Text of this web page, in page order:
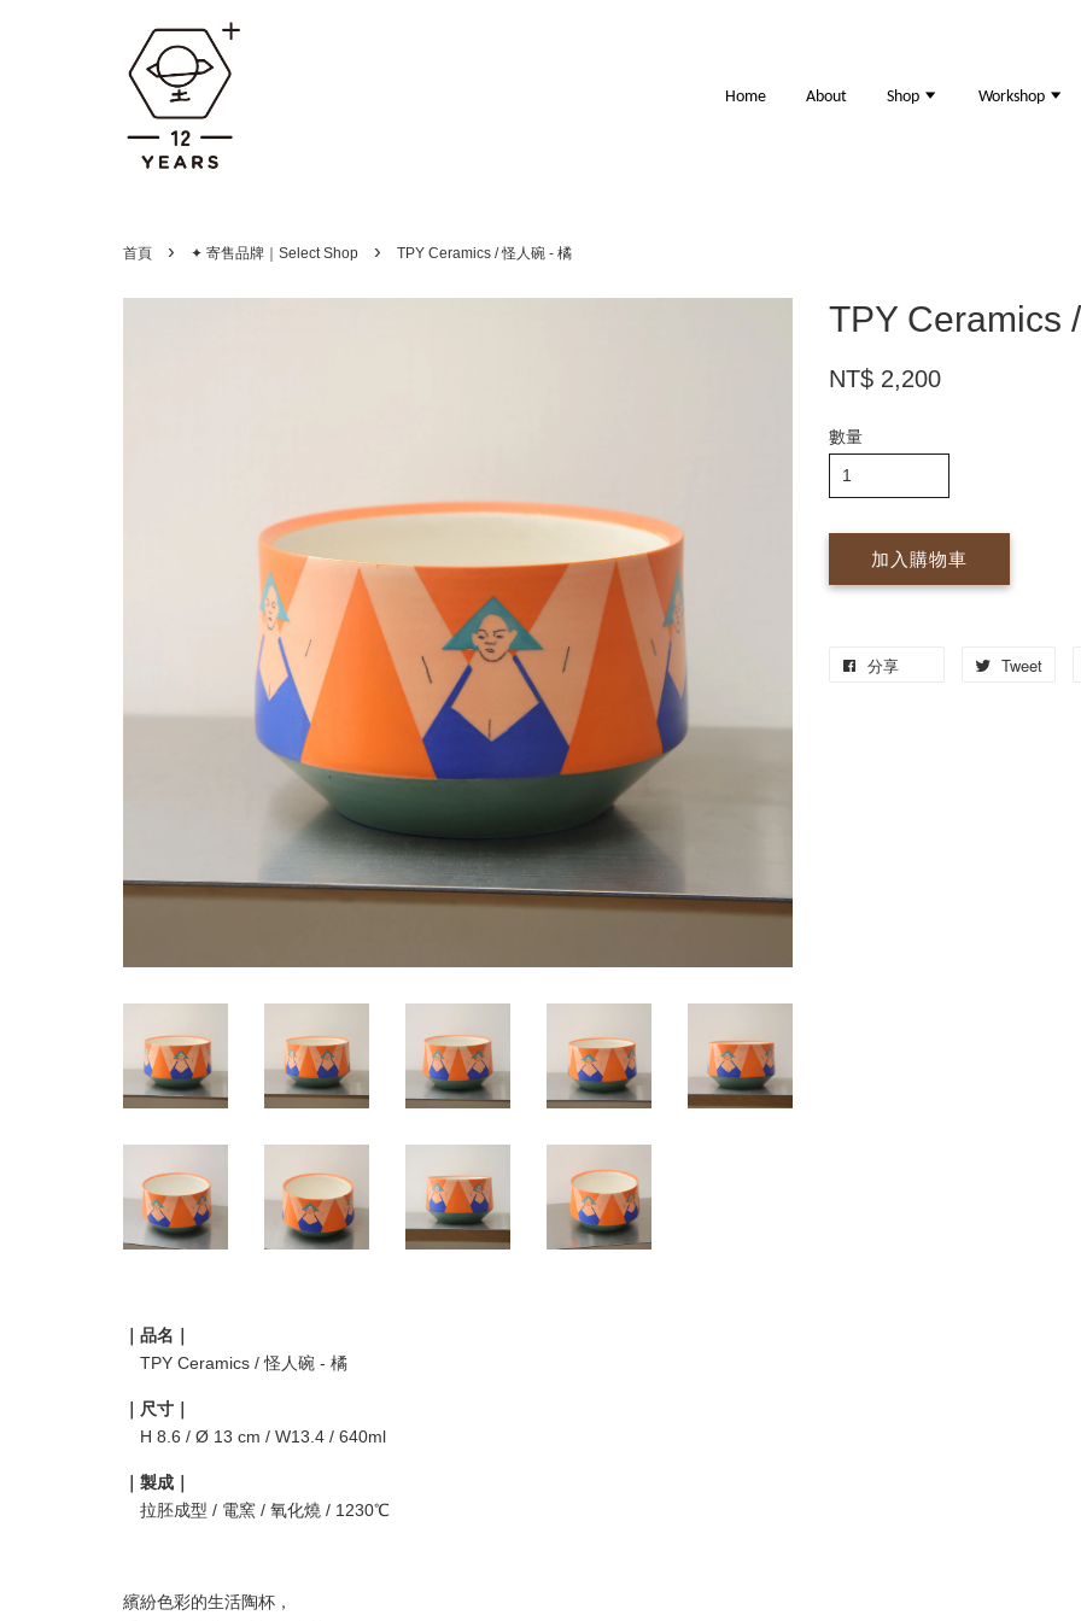
Home About Shop Workshop
首頁 › ✦ 寄售品牌｜Select Shop › TPY Ceramics / 怪人碗 - 橘
TPY Ceramics
NT$ 2,200
數量
加入購物車
分享 Tweet
｜品名｜
TPY Ceramics / 怪人碗 - 橘
｜尺寸｜
H 8.6 / Ø 13 cm / W13.4 / 640ml
｜製成｜
拉胚成型 / 電窯 / 氧化燒 / 1230℃
繽紛色彩的生活陶杯，